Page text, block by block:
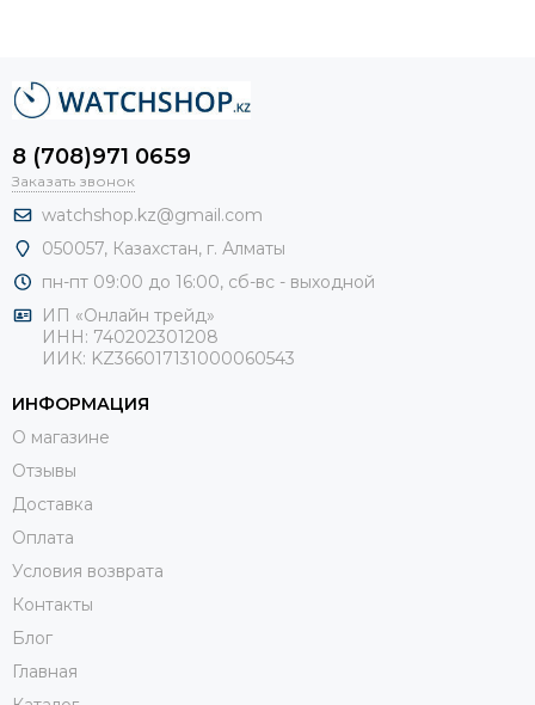
8 (708)971 0659
Заказать звонок
watchshop.kz@gmail.com
050057, Казахстан, г. Алматы
пн-пт 09:00 до 16:00, сб-вс - выходной
ИП «Онлайн трейд»
ИНН: 740202301208
ИИК: KZ366017131000060543
ИНФОРМАЦИЯ
О магазине
Отзывы
Доставка
Оплата
Условия возврата
Контакты
Блог
Главная